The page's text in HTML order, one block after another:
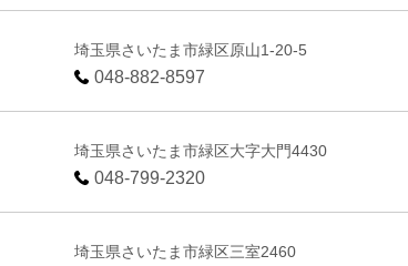
埼玉県さいたま市緑区原山1-20-5
048-882-8597
埼玉県さいたま市緑区大字大門4430
048-799-2320
埼玉県さいたま市緑区三室2460